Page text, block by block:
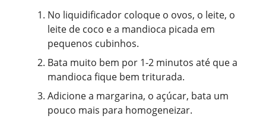
No liquidificador coloque o ovos, o leite, o
leite de coco e a mandioca picada em
pequenos cubinhos.
Bata muito bem por 1-2 minutos até que a
mandioca fique bem triturada.
Adicione a margarina, o açúcar, bata um
pouco mais para homogeneizar.